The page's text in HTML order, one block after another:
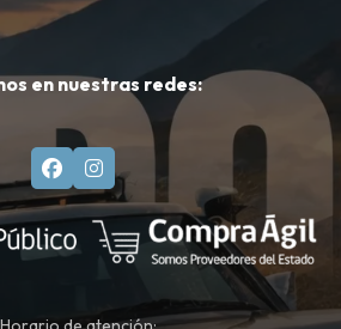
en nuestras redes: